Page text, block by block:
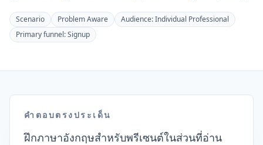
Scenario Problem Aware Audience:Individual Professional
Primary funnel:Signup
คำตอบตรงประเด็น
ฝึกภาษาอังกฤษสำหรับพรีเซนต์ในส่วนที่อ่าน